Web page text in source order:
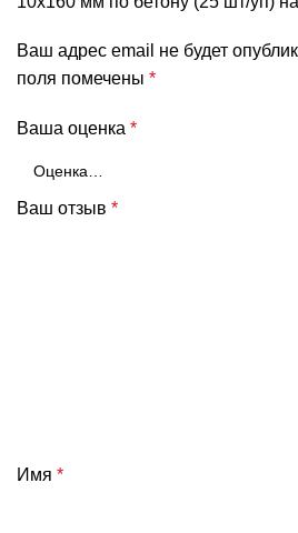
Ваш адрес email не будет
поля помечены *
Ваша оценка *
Ваш отзыв *
Имя *